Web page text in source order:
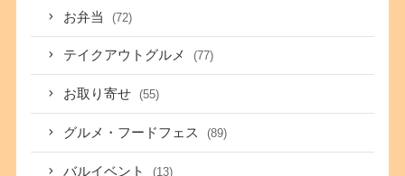
お弁当 (72)
テイクアウトグルメ (77)
お取り寄せ (55)
グルメ・フードフェス (89)
バルイベント (13)